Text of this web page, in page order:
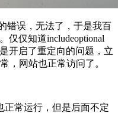
错误，无法了，于是我百
仅仅知道includeoptional
开启了重定向的问题，立
，网站也正常访问了。
正常运行，但是后面不定